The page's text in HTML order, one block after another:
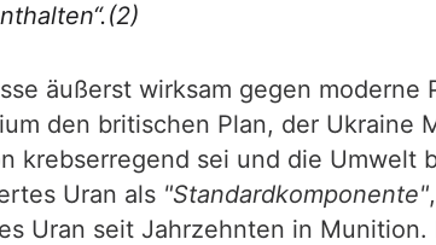
äußerst wirksam gegen moderne
den britischen Plan, der Ukraine
sei und die Umwelt
Uran als "Standardkomponente"
Uran seit Jahrzehnten in